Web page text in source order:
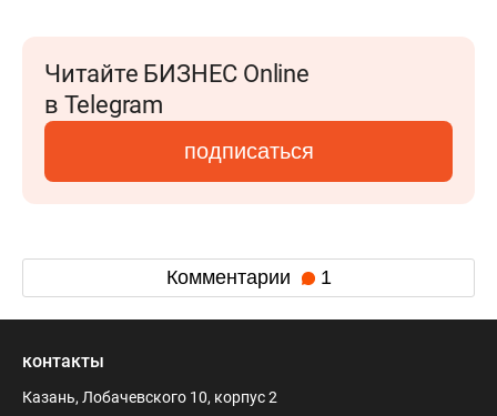
Читайте БИЗНЕС Online
в Telegram
подписаться
Комментарии 1
контакты
Казань, Лобачевского 10, корпус 2